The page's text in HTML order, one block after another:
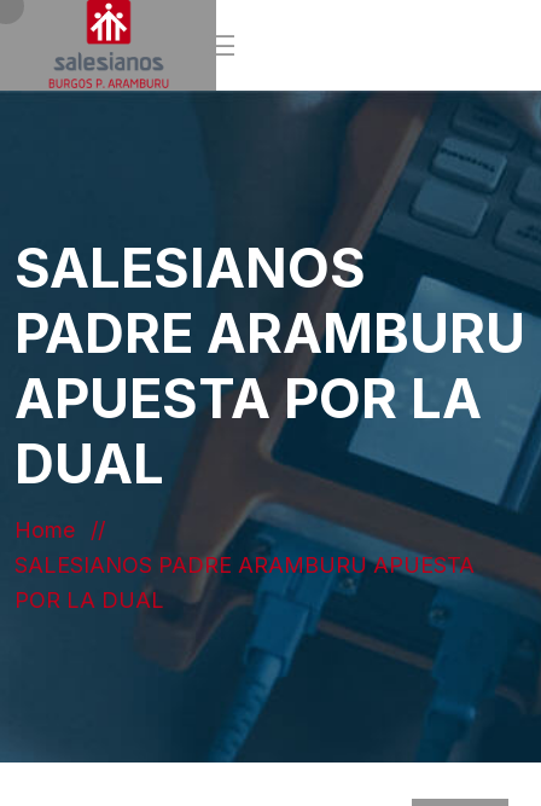
SALESIANOS
PADRE ARAMBURU
APUESTA POR LA
DUAL
Home
SALESIANOS PADRE ARAMBURU APUESTA
POR LA DUAL